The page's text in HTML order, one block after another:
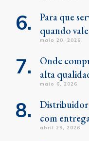
Para que
quando
maio 20, 2026
Onde
alta
maio 6, 2026
Distribuidor
com
abril 29, 2026